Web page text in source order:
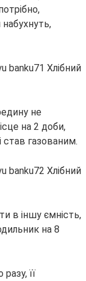
набухнуть,
не
на 2 доби,
став газованим.
в іншу ємність,
на 8
її